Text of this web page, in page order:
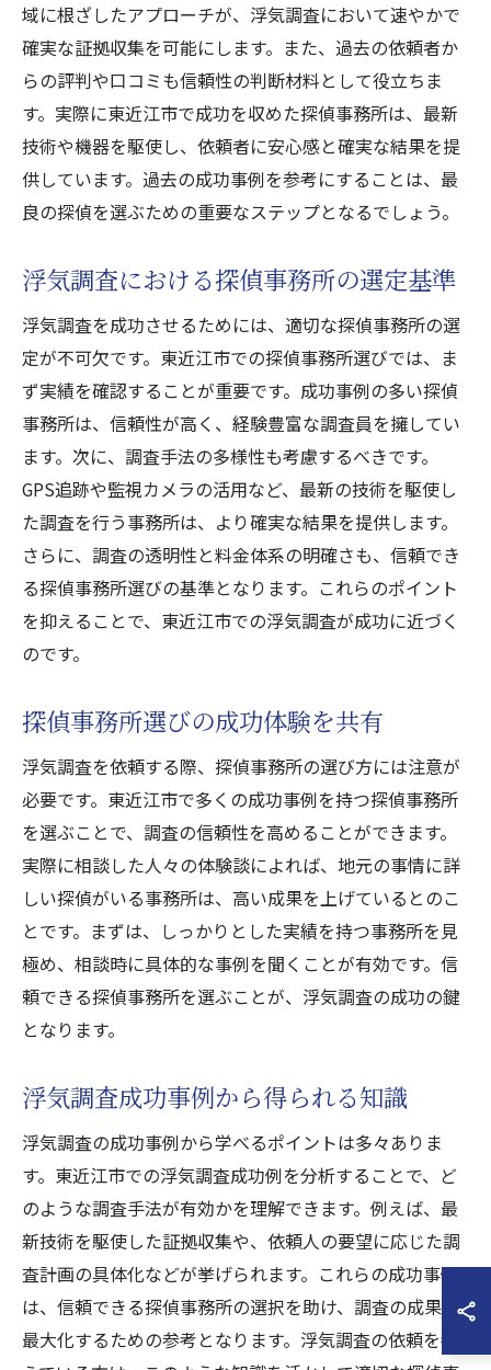
域に根ざしたアプローチが、浮気調査において速やかで
確実な証拠収集を可能にします。また、過去の依頼者か
らの評判や口コミも信頼性の判断材料として役立ちま
す。実際に東近江市で成功を収めた探偵事務所は、最新
技術や機器を駆使し、依頼者に安心感と確実な結果を提
供しています。過去の成功事例を参考にすることは、最
良の探偵を選ぶための重要なステップとなるでしょう。
浮気調査における探偵事務所の選定基準
浮気調査を成功させるためには、適切な探偵事務所の選
定が不可欠です。東近江市での探偵事務所選びでは、ま
ず実績を確認することが重要です。成功事例の多い探偵
事務所は、信頼性が高く、経験豊富な調査員を擁してい
ます。次に、調査手法の多様性も考慮するべきです。
GPS追跡や監視カメラの活用など、最新の技術を駆使し
た調査を行う事務所は、より確実な結果を提供します。
さらに、調査の透明性と料金体系の明確さも、信頼でき
る探偵事務所選びの基準となります。これらのポイント
を抑えることで、東近江市での浮気調査が成功に近づく
のです。
探偵事務所選びの成功体験を共有
浮気調査を依頼する際、探偵事務所の選び方には注意が
必要です。東近江市で多くの成功事例を持つ探偵事務所
を選ぶことで、調査の信頼性を高めることができます。
実際に相談した人々の体験談によれば、地元の事情に詳
しい探偵がいる事務所は、高い成果を上げているとのこ
とです。まずは、しっかりとした実績を持つ事務所を見
極め、相談時に具体的な事例を聞くことが有効です。信
頼できる探偵事務所を選ぶことが、浮気調査の成功の鍵
となります。
浮気調査成功事例から得られる知識
浮気調査の成功事例から学べるポイントは多々ありま
す。東近江市での浮気調査成功例を分析することで、ど
のような調査手法が有効かを理解できます。例えば、最
新技術を駆使した証拠収集や、依頼人の要望に応じた調
査計画の具体化などが挙げられます。これらの成功事例
は、信頼できる探偵事務所の選択を助け、調査の成果を
最大化するための参考となります。浮気調査の依頼を考